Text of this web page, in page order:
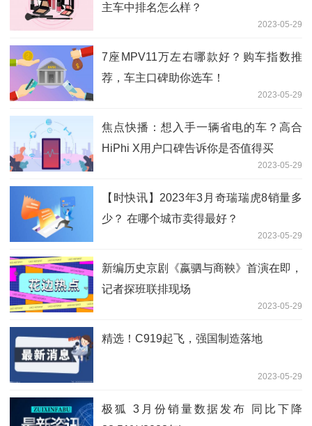
主车中排名怎么样？
2023-05-29
7座MPV11万左右哪款好？购车指数推
荐，车主口碑助你选车！
2023-05-29
焦点快播：想入手一辆省电的车？高合
HiPhi X用户口碑告诉你是否值得买
2023-05-29
【时快讯】2023年3月奇瑞瑞虎8销量多
少？ 在哪个城市卖得最好？
2023-05-29
新编历史京剧《嬴驷与商鞅》首演在即，
记者探班联排现场
2023-05-29
精选！C919起飞，强国制造落地
2023-05-29
极狐 3月份销量数据发布 同比下降